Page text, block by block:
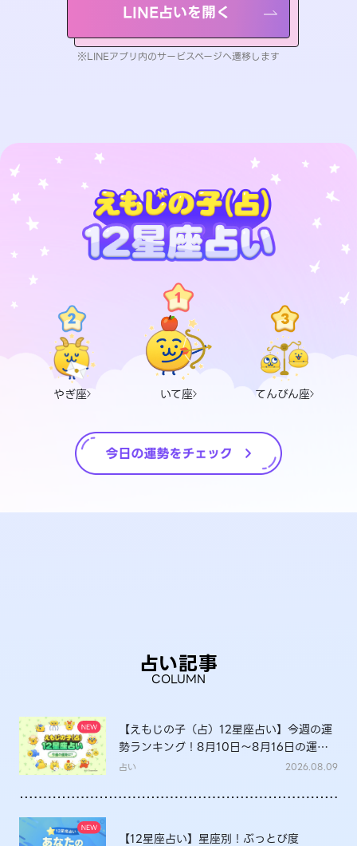
LINE占いを開く
※LINEアプリ内のサービスページへ遷移します
やぎ座 いて座 てんびん座
占い記事
COLUMN
【えもじの子（占）12星座占い】今週の運
勢ランキング！8月10日～8月16日の運勢
は？
占い 2026.08.09
【12星座占い】星座別！ぶっとび度